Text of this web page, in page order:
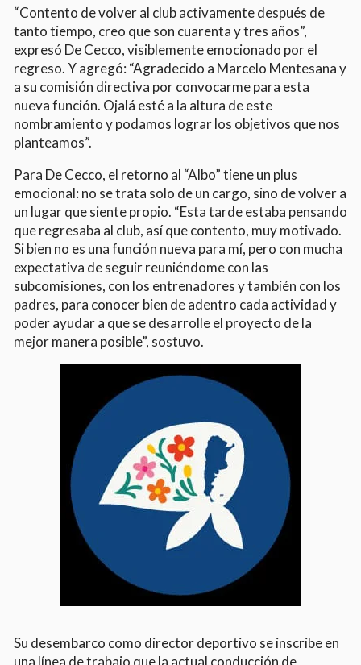
“Contento de volver al club activamente después de
tanto tiempo, creo que son cuarenta y tres años”,
expresó De Cecco, visiblemente emocionado por el
regreso. Y agregó: “Agradecido a Marcelo Mentesana y
a su comisión directiva por convocarme para esta
nueva función. Ojalá esté a la altura de este
nombramiento y podamos lograr los objetivos que nos
planteamos”.
Para De Cecco, el retorno al “Albo” tiene un plus
emocional: no se trata solo de un cargo, sino de volver a
un lugar que siente propio. “Esta tarde estaba pensando
que regresaba al club, así que contento, muy motivado.
Si bien no es una función nueva para mí, pero con mucha
expectativa de seguir reuniéndome con las
subcomisiones, con los entrenadores y también con los
padres, para conocer bien de adentro cada actividad y
poder ayudar a que se desarrolle el proyecto de la
mejor manera posible”, sostuvo.
Su desembarco como director deportivo se inscribe en
una línea de trabajo que la actual conducción de